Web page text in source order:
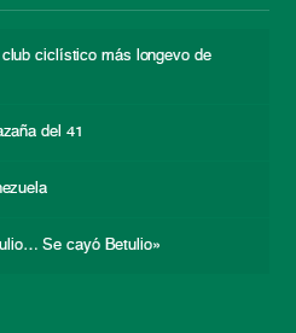
ciclístico más longevo de
del 41
Se cayó Betulio»